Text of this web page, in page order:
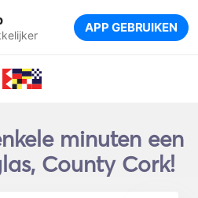
APP GEBRUIKEN
minuten een
County Cork!